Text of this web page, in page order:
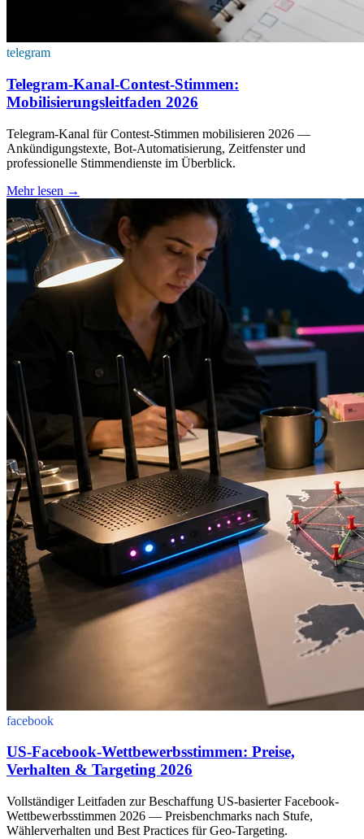
telegram
Telegram-Kanal-Contest-Stimmen:
Mobilisierungsleitfaden 2026
Telegram-Kanal für Contest-Stimmen mobilisieren 2026 —
Ankündigungstexte, Bot-Automatisierung, Zeitfenster und
professionelle Stimmendienste im Überblick.
Mehr lesen →
facebook
US-Facebook-Wettbewerbsstimmen: Preise,
Verhalten & Targeting 2026
Vollständiger Leitfaden zur Beschaffung US-basierter Facebook-
Wettbewerbsstimmen 2026 — Preisbenchmarks nach Stufe,
Wählerverhalten und Best Practices für Geo-Targeting.